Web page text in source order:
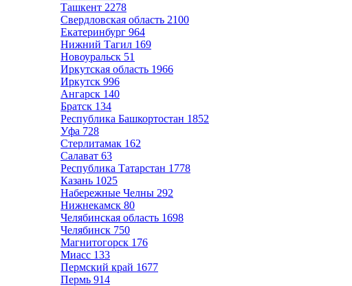
Ташкент 2278
Свердловская область 2100
Екатеринбург 964
Нижний Тагил 169
Новоуральск 51
Иркутская область 1966
Иркутск 996
Ангарск 140
Братск 134
Республика Башкортостан 1852
Уфа 728
Стерлитамак 162
Салават 63
Республика Татарстан 1778
Казань 1025
Набережные Челны 292
Нижнекамск 80
Челябинская область 1698
Челябинск 750
Магнитогорск 176
Миасс 133
Пермский край 1677
Пермь 914